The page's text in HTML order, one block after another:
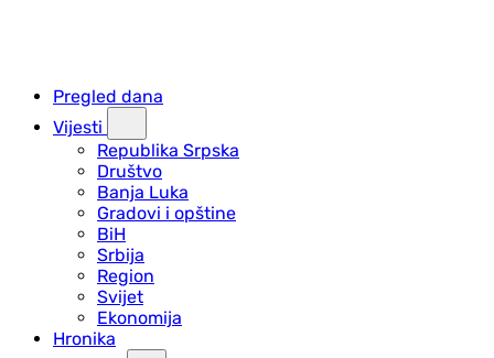
Pregled dana
Vijesti
Republika Srpska
Društvo
Banja Luka
Gradovi i opštine
BiH
Srbija
Region
Svijet
Ekonomija
Hronika